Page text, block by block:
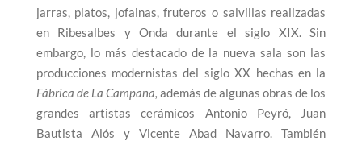
jarras, platos, jofainas, fruteros o salvillas realizadas
en Ribesalbes y Onda durante el siglo XIX. Sin
embargo, lo más destacado de la nueva sala son las
producciones modernistas del siglo XX hechas en la
Fábrica de La Campana, además de algunas obras de los
grandes artistas cerámicos Antonio Peyró, Juan
Bautista Alós y Vicente Abad Navarro. También